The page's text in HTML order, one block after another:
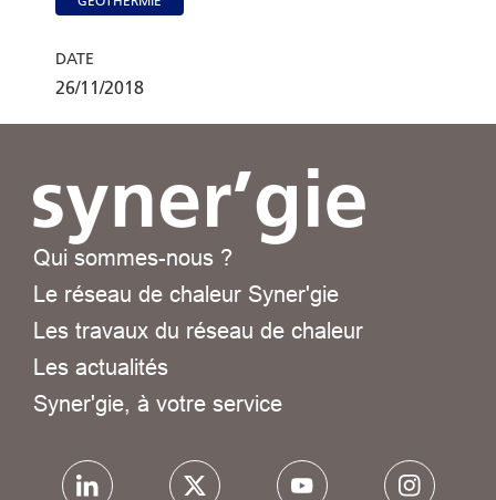
DATE
26/11/2018
Qui sommes-nous ?
Le réseau de chaleur Syner'gie
Les travaux du réseau de chaleur
Les actualités
Syner'gie, à votre service